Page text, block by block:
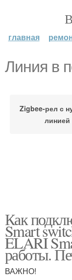
главная
Линия в
Zigbee-рел с
линией
Как
Smart
ELARI
работы.
ВАЖНО!